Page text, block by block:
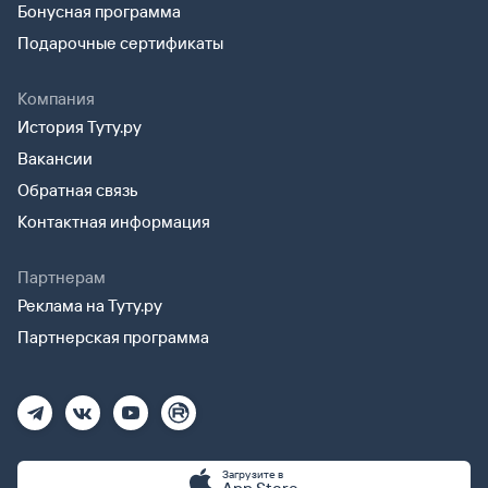
Бонусная программа
Подарочные сертификаты
Компания
История Туту.ру
Вакансии
Обратная связь
Контактная информация
Партнерам
Реклама на Туту.ру
Партнерская программа
Загрузите в